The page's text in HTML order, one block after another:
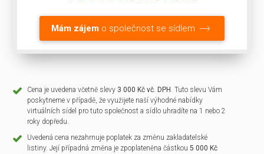
Mám zájem o společnost se sídlem
Cena je uvedena včetně slevy 3 000 Kč vč. DPH . Tuto slevu Vám
poskytneme v případě, že využijete naší výhodné nabídky
virtuálních sídel pro tuto společnost a sídlo uhradíte na 1 nebo 2
roky dopředu.
Uvedená cena nezahrnuje poplatek za změnu zakladatelské
listiny. Její případná změna je zpoplateněna částkou5 000 Kč